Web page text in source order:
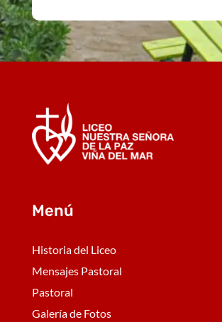
Menú
Historia del Liceo
Mensajes Pastoral
Pastoral
Galería de Fotos